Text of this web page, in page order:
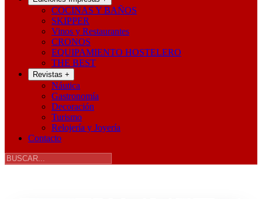
COCINAS Y BAÑOS
SKIPPER
Vinos y Restaurantes
CRONOS
EQUIPAMIENTO HOSTELERO
THE BEST
Revistas +
Náutica
Gastronomía
Decoración
Turismo
Relojería y Joyería
Contacto